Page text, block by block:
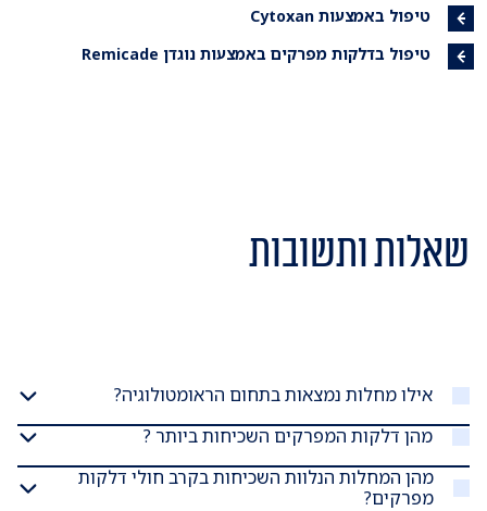
טיפול באמצעות Cytoxan
טיפול בדלקות מפרקים באמצעות נוגדן Remicade
שאלות ותשובות
אילו מחלות נמצאות בתחום הראומטולוגיה?
מהן דלקות המפרקים השכיחות ביותר ?
מהן המחלות הנלוות השכיחות בקרב חולי דלקות
מפרקים?